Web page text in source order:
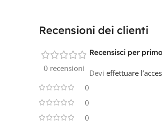
Recensioni dei clienti
0 recensioni
0
0
0
Recensisci per
Devi effettuare